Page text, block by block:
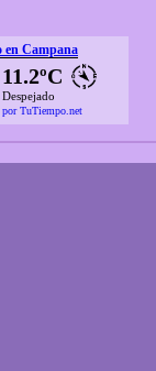
en Campana
11.2ºC
Despejado
por TuTiempo.net